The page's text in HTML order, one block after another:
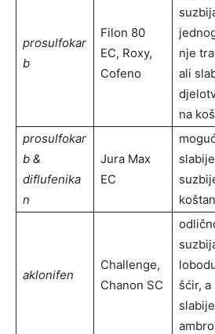
prosulfokar
b
Filon 80
EC, Roxy,
Cofeno
nje
ali
na
prosulfokar
b &
diflufenika
n
Jura Max
EC
slabije
koštan
aklonifen
Challenge,
Chanon SC
šćir, a
slabije